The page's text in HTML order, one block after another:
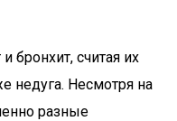
бронхит, считая их
недуга. Несмотря на
разные